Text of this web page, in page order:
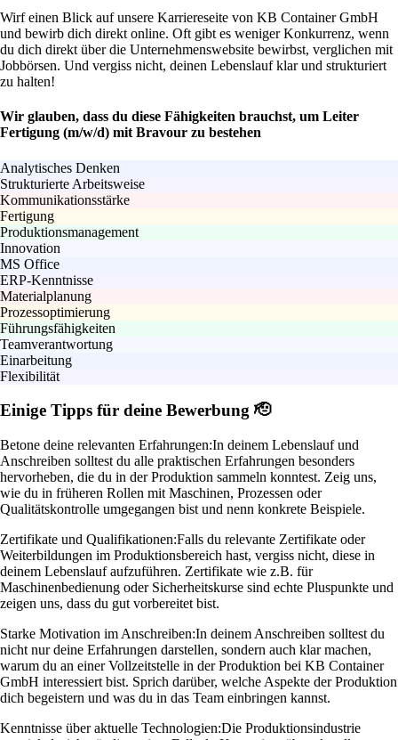
Wirf einen Blick auf unsere Karriereseite von KB Container GmbH
und bewirb dich direkt online. Oft gibt es weniger Konkurrenz, wenn
du dich direkt über die Unternehmenswebsite bewirbst, verglichen mit
Jobbörsen. Und vergiss nicht, deinen Lebenslauf klar und strukturiert
zu halten!
Wir glauben, dass du diese Fähigkeiten brauchst, um Leiter
Fertigung (m/w/d) mit Bravour zu bestehen
Analytisches Denken
Strukturierte Arbeitsweise
Kommunikationsstärke
Fertigung
Produktionsmanagement
Innovation
MS Office
ERP-Kenntnisse
Materialplanung
Prozessoptimierung
Führungsfähigkeiten
Teamverantwortung
Einarbeitung
Flexibilität
Einige Tipps für deine Bewerbung 🫡
Betone deine relevanten Erfahrungen:In deinem Lebenslauf und
Anschreiben solltest du alle praktischen Erfahrungen besonders
hervorheben, die du in der Produktion sammeln konntest. Zeig uns,
wie du in früheren Rollen mit Maschinen, Prozessen oder
Qualitätskontrolle umgegangen bist und nenn konkrete Beispiele.
Zertifikate und Qualifikationen:Falls du relevante Zertifikate oder
Weiterbildungen im Produktionsbereich hast, vergiss nicht, diese in
deinem Lebenslauf aufzuführen. Zertifikate wie z.B. für
Maschinenbedienung oder Sicherheitskurse sind echte Pluspunkte und
zeigen uns, dass du gut vorbereitet bist.
Starke Motivation im Anschreiben:In deinem Anschreiben solltest du
nicht nur deine Erfahrungen darstellen, sondern auch klar machen,
warum du an einer Vollzeitstelle in der Produktion bei KB Container
GmbH interessiert bist. Sprich darüber, welche Aspekte der Produktion
dich begeistern und was du in das Team einbringen kannst.
Kenntnisse über aktuelle Technologien:Die Produktionsindustrie